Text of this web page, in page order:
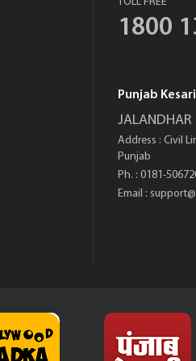
1800
Punjab
JALANDHAR
Address : Civil
Punjab
Ph. : 0181-
Email :